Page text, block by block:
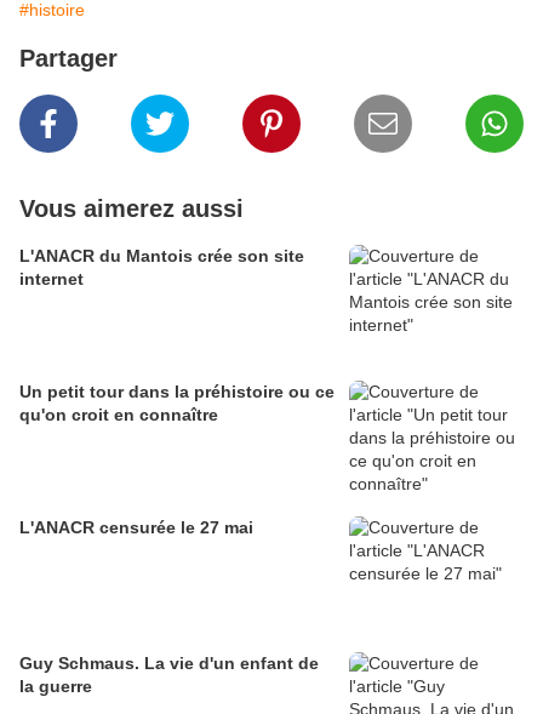
#histoire
Partager
Vous aimerez aussi
L'ANACR du Mantois crée son site
internet
Un petit tour dans la préhistoire ou ce
qu'on croit en connaître
L'ANACR censurée le 27 mai
Guy Schmaus. La vie d'un enfant de
la guerre